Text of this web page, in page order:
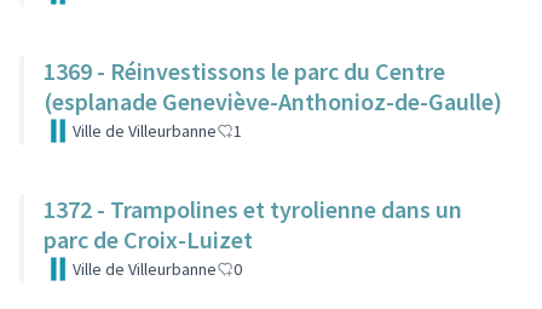
1369 - Réinvestissons le parc du Centre
(esplanade Geneviève-Anthonioz-de-Gaulle)
Ville de Villeurbanne 1
1372 - Trampolines et tyrolienne dans un
parc de Croix-Luizet
Ville de Villeurbanne 0